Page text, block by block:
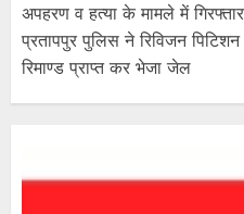
अपहरण व हत्या के मामले में
प्रतापपुर पुलिस ने रिविजन
रिमाण्ड प्राप्त कर भेजा जेल